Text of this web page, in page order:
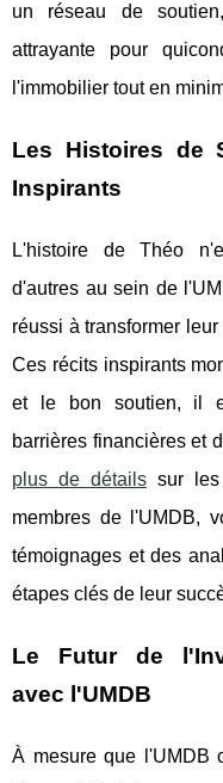
un réseau de
attrayante pour
l'immobilier tout en
Les Histoires de
Inspirants
L'histoire de Théo
d'autres au sein de
réussi à transformer
Ces récits inspirants
et le bon soutien, il
barrières financières et
plus de détailssur les
membres de l'UMDB,
témoignages et des
étapes clés de leur
Le Futur de
avec l'UMDB
À mesure que l'UMDB